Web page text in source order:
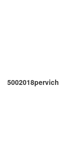
5002018pervich